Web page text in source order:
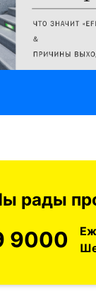
рады
9000